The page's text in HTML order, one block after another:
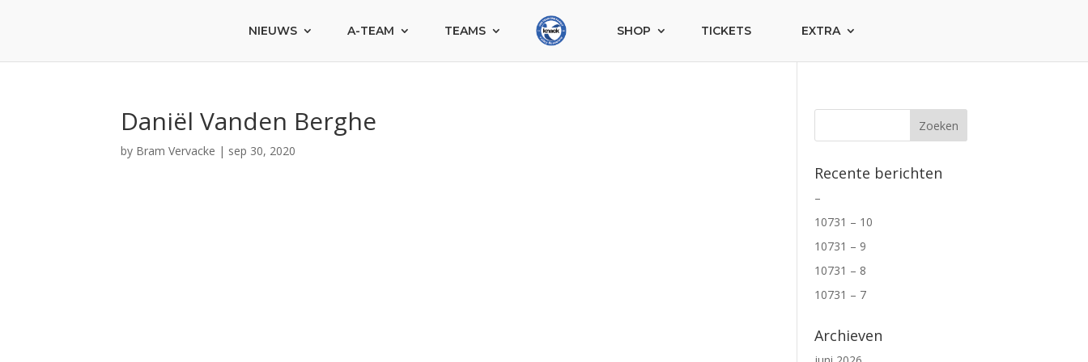
NIEUWS A-TEAM TEAMS SHOP TICKETS EXTRA
Daniël Vanden Berghe
by Bram Vervacke | sep 30, 2020
Recente berichten
–
10731 – 10
10731 – 9
10731 – 8
10731 – 7
Archieven